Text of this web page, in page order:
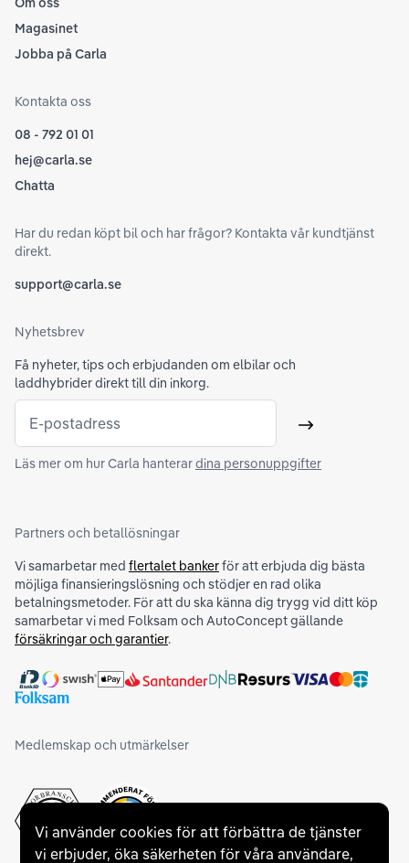
Vi använder cookies för att förbättra de tjänster
vi erbjuder, öka säkerheten för våra användare,
Magasinet
Jobba på Carla
Kontakta oss
08 - 792 01 01
hej@carla.se
Chatta
Har du redan köpt bil och har frågor? Kontakta vår kundtjänst
direkt.
support@carla.se
Nyhetsbrev
Få nyheter, tips och erbjudanden om elbilar och
laddhybrider direkt till din inkorg.
E-postadress Skicka
Läs mer om hur Carla hanterardina personuppgifter
Partners och betallösningar
Vi samarbetar med flertalet bankerför att erbjuda dig bästa
möjliga finansieringslösning och stödjer en rad olika
betalningsmetoder. För att du ska känna dig trygg vid ditt köp
samarbetar vi med Folksam och AutoConcept gällande
försäkringar och garantier.
Medlemskap och utmärkelser